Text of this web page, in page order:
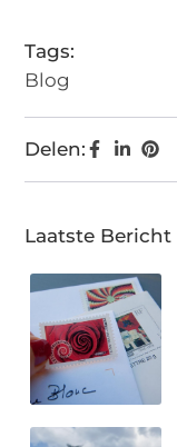
Tags:
Blog
Delen:
Laatste Bericht